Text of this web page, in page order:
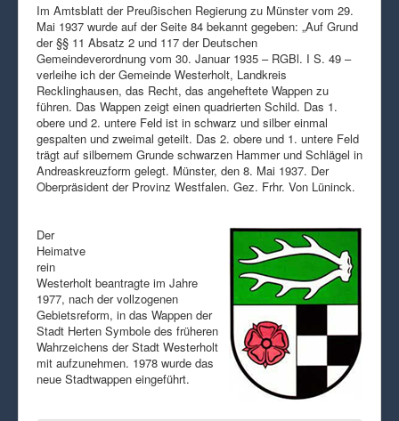
Im Amtsblatt der Preußischen Regierung zu Münster vom 29.
Mai 1937 wurde auf der Seite 84 bekannt gegeben: „Auf Grund
der §§ 11 Absatz 2 und 117 der Deutschen
Gemeindeverordnung vom 30. Januar 1935 – RGBl. I S. 49 –
verleihe ich der Gemeinde Westerholt, Landkreis
Recklinghausen, das Recht, das angeheftete Wappen zu
führen. Das Wappen zeigt einen quadrierten Schild. Das 1.
obere und 2. untere Feld ist in schwarz und silber einmal
gespalten und zweimal geteilt. Das 2. obere und 1. untere Feld
trägt auf silbernem Grunde schwarzen Hammer und Schlägel in
Andreaskreuzform gelegt. Münster, den 8. Mai 1937. Der
Oberpräsident der Provinz Westfalen. Gez. Frhr. Von Lüninck.
Der
Heimatve
rein
Westerholt beantragte im Jahre
1977, nach der vollzogenen
Gebietsreform, in das Wappen der
Stadt Herten Symbole des früheren
Wahrzeichens der Stadt Westerholt
mit aufzunehmen. 1978 wurde das
neue Stadtwappen eingeführt.